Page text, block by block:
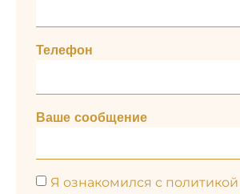
Телефон
Ваше сообщение
Я ознакомился с политикой